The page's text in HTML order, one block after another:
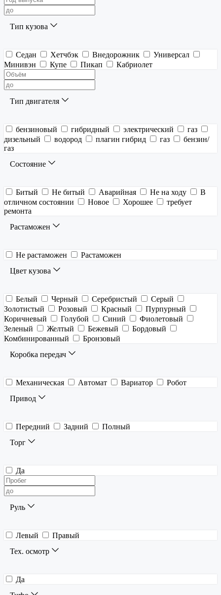
Тип кузова
Седан Хетчбэк Внедорожник
Универсал
Минивэн
Купе Пикап Кабриолет
Тип двигателя
бензиновый гибридный электрический
газ
дизельный
водород плагин гибрид газ
бензин/
газ
Состояние
Битый Не битый Аварийная Не на ходу
В
отличном состоянии
Новое Хорошее
требует
ремонта
Растаможен
Не растаможен
Растаможен
Цвет кузова
Белый Черный Серебристый
Серый
Золотистый
Розовый Красный
Пурпурный
Коричневый
Голубой Синий
Фиолетовый
Зеленый
Желтый Бежевый
Бордовый
Комбинированный
Бронзовый
Коробка передач
Механическая Автомат Вариатор
Робот
Привод
Передний Задний
Полный
Торг
Да
Руль
Левый
Правый
Тех. осмотр
Да